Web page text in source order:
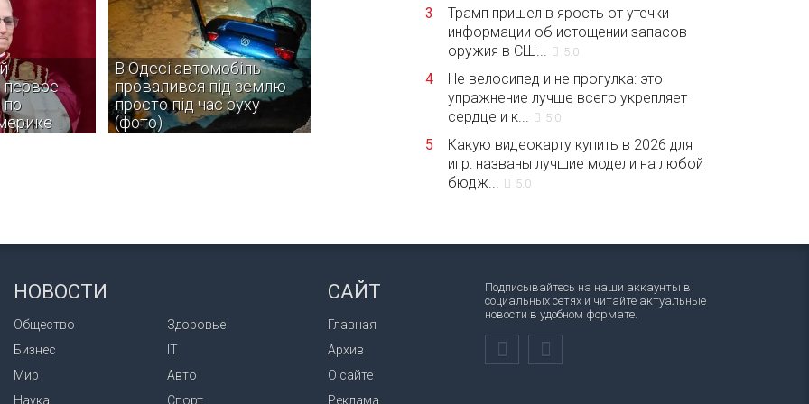
первое
по
В Одесі автомобіль
провалився під землю
просто під час руху
(фото)
рятувальники ДСНС.
3
Трамп пришел в ярость от утечки
информации об истощении запасов
оружия в СШ...
5.0
4
Не велосипед и не прогулка: это
упражнение лучше всего укрепляет
сердце и к...
5.0
5
Какую видеокарту купить в 2026 для
игр: названы лучшие модели на любой
бюдж...
5.0
НОВОСТИ
Общество
Бизнес
Мир
Наука
Здоровье
IT
Авто
Спорт
САЙТ
Главная
Архив
О сайте
Реклама
Подписывайтесь на наши аккаунты в
социальных сетях и читайте актуальные
новости в удобном формате.